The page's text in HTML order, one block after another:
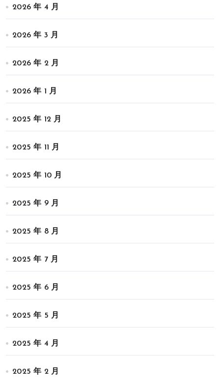
2026 年 4 月
2026 年 3 月
2026 年 2 月
2026 年 1 月
2025 年 12 月
2025 年 11 月
2025 年 10 月
2025 年 9 月
2025 年 8 月
2025 年 7 月
2025 年 6 月
2025 年 5 月
2025 年 4 月
2025 年 2 月